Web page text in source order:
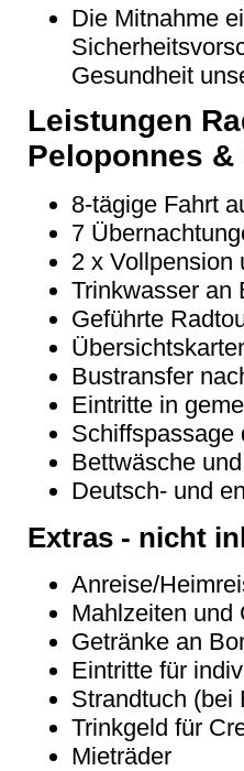
Die Mitnahme
Gesundheit
Leistungen
Peloponnes
8-tägige Fahrt
7
2 x Vollpension
Trinkwasser an
Geführte
Bustransfer
Eintritte in
Schiffspassage
Bettwäsche
Deutsch- und
Extras - nicht
Anreise/
Mahlzeiten und
Getränke an
Eintritte für
Strandtuch
Trinkgeld für
Mieträder